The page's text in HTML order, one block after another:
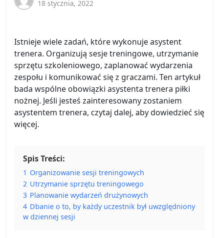
18 stycznia, 2022
Istnieje wiele zadań, które wykonuje asystent
trenera. Organizują sesje treningowe, utrzymanie
sprzętu szkoleniowego, zaplanować wydarzenia
zespołu i komunikować się z graczami. Ten artykuł
bada wspólne obowiązki asystenta trenera piłki
nożnej. Jeśli jesteś zainteresowany zostaniem
asystentem trenera, czytaj dalej, aby dowiedzieć się
więcej.
Spis Treści:
1 Organizowanie sesji treningowych
2 Utrzymanie sprzętu treningowego
3 Planowanie wydarzeń drużynowych
4 Dbanie o to, by każdy uczestnik był uwzględniony
w dziennej sesji